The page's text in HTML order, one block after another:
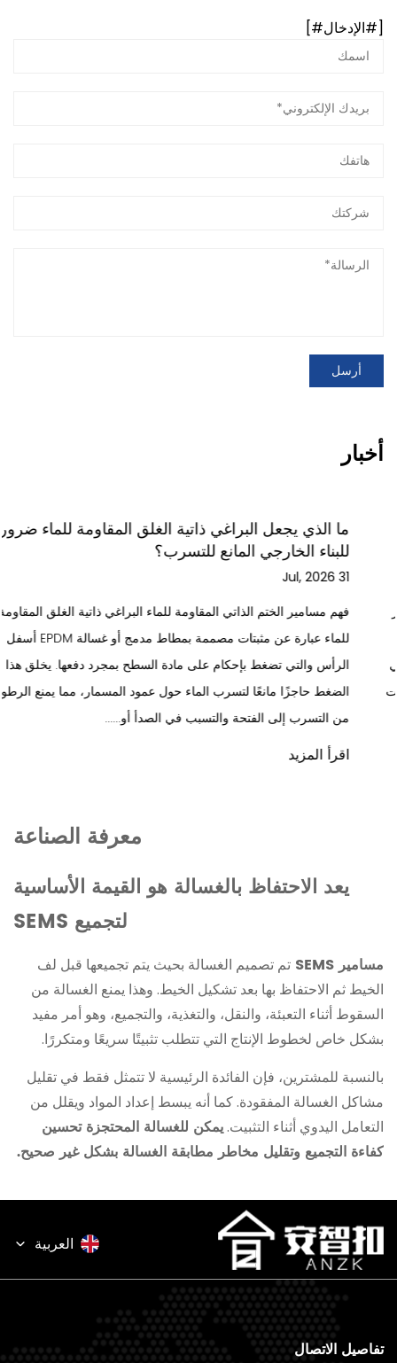
[#الإدخال#]
أخبار
ما الذي يجعل البراغي ذاتية الغلق المقاومة للماء ضرورية
للبناء الخارجي المانع للتسرب؟
فهم مسامير الختم الذاتي المقاومة للماء البراغي ذاتية الغلق المقاومة
للماء عبارة عن مثبتات مصممة بمطاط مدمج أو غسالة EPDM أسفل
الرأس والتي تضغط بإحكام على مادة السطح بمجرد دفعها. يخلق هذا
الضغط حاجزًا مانعًا لتسرب الماء حول عمود المسمار، مما يمنع الرطوبة
من التسرب إلى الفتحة والتسبب في الصدأ أو......
اقرأ المزيد
معرفة الصناعة
يعد الاحتفاظ بالغسالة هو القيمة الأساسية
لتجميع SEMS
مسامير SEMS
تم تصميم الغسالة بحيث يتم تجميعها قبل لف
الخيط ثم الاحتفاظ بها بعد تشكيل الخيط. وهذا يمنع الغسالة من
السقوط أثناء التعبئة، والنقل، والتغذية، والتجميع، وهو أمر مفيد
بشكل خاص لخطوط الإنتاج التي تتطلب تثبيتًا سريعًا ومتكررًا.
بالنسبة للمشترين، فإن الفائدة الرئيسية لا تتمثل فقط في تقليل
مشاكل الغسالة المفقودة. كما أنه يبسط إعداد المواد ويقلل من
التعامل اليدوي أثناء التثبيت.يمكن للغسالة المحتجزة تحسين
كفاءة التجميع وتقليل مخاطر مطابقة الغسالة بشكل غير صحيح.
نوع الغسالة، مثل الغسالة المسطحة، أو الغسالة الزنبركية، أو
الغسالة المسننة، أو الغسالة المخددة.
القطر الداخلي للغسالة، القطر الخارجي، السُمك، الصلابة،
العربية
تفاصيل الاتصال